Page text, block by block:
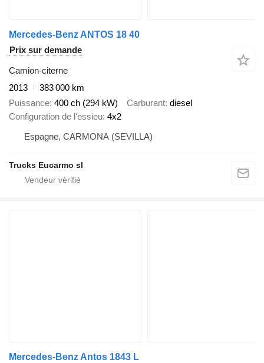
Mercedes-Benz ANTOS 18 40
Prix sur demande
Camion-citerne
2013
383 000 km
Puissance 400 ch (294 kW) Carburant diesel
Configuration de l'essieu 4x2
Espagne, CARMONA (SEVILLA)
Trucks Eucarmo sl
Mercedes-Benz Antos 1843 L